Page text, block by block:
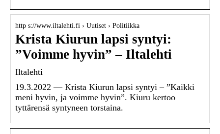
http s://www.iltalehti.fi › Uutiset › Politiikka
Krista Kiurun lapsi syntyi:
”Voimme hyvin” – Iltalehti
Iltalehti
19.3.2022 — Krista Kiurun lapsi syntyi – ”Kaikki
meni hyvin, ja voimme hyvin”. Kiuru kertoo
tyttärensä syntyneen torstaina.